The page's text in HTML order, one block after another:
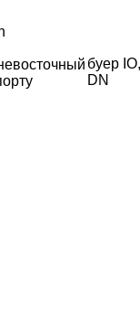
буер
DN